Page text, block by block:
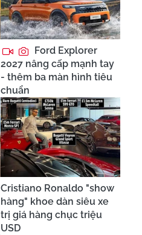
Ford Explorer
2027 nâng cấp mạnh tay
- thêm ba màn hình tiêu
chuẩn
Cristiano Ronaldo "show
hàng" khoe dàn siêu xe
trị giá hàng chục triệu
USD